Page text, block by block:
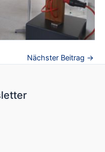
Nächster Beitrag →